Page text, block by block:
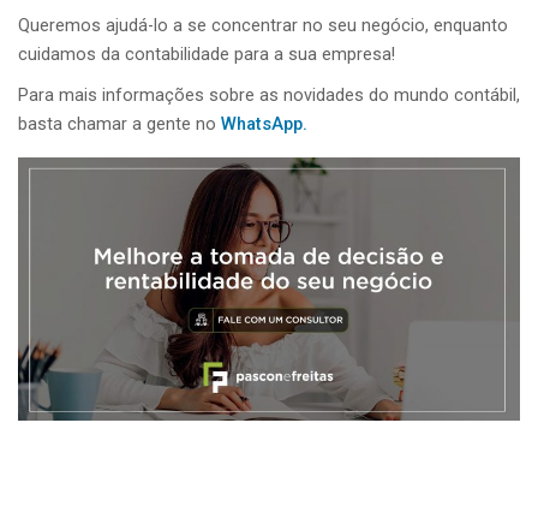
Queremos ajudá-lo a se concentrar no seu negócio, enquanto
cuidamos da contabilidade para a sua empresa!
Para mais informações sobre as novidades do mundo contábil,
basta chamar a gente no WhatsApp.